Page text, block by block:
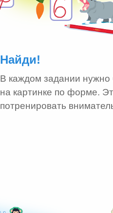
Найди!
В каждом задании нужно
на картинке по форме.
потренировать